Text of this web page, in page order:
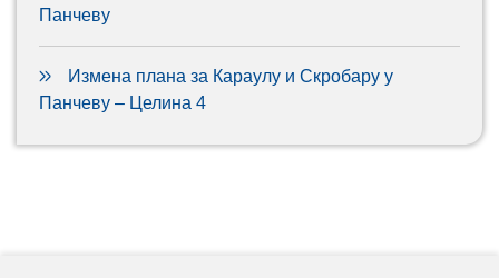
Панчеву
Измена плана за Караулу и Скробару у
Панчеву – Целина 4